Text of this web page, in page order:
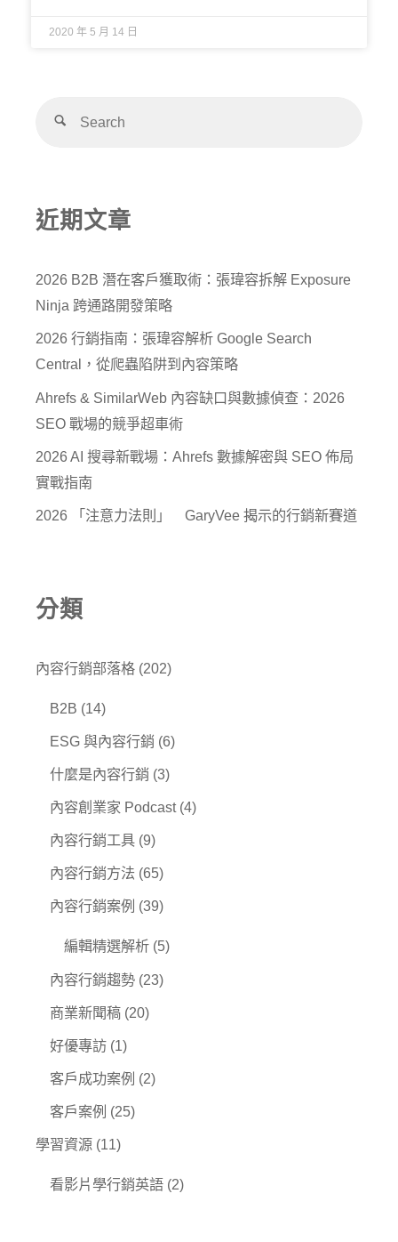
2020 年 5 月 14 日
近期文章
2026 B2B 潛在客戶獲取術：張瑋容拆解 Exposure
Ninja 跨通路開發策略
2026 行銷指南：張瑋容解析 Google Search
Central，從爬蟲陷阱到內容策略
Ahrefs & SimilarWeb 內容缺口與數據偵查：2026
SEO 戰場的競爭超車術
2026 AI 搜尋新戰場：Ahrefs 數據解密與 SEO 佈局
實戰指南
2026 「注意力法則」 GaryVee 揭示的行銷新賽道
分類
內容行銷部落格 (202)
B2B (14)
ESG 與內容行銷 (6)
什麼是內容行銷 (3)
內容創業家 Podcast(4)
內容行銷工具 (9)
內容行銷方法 (65)
內容行銷案例 (39)
編輯精選解析 (5)
內容行銷趨勢 (23)
商業新聞稿 (20)
好優專訪 (1)
客戶成功案例 (2)
客戶案例 (25)
學習資源 (11)
看影片學行銷英語 (2)